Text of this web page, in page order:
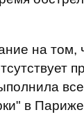
на том,
в